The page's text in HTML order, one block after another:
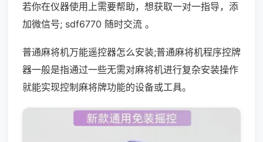
若你在仪器使用上需要帮助，想获取一对一指导，添
加微信号; sdf6770 随时交流 。
普通麻将机万能遥控器怎么安装;普通麻将机程序控牌
器一般是指通过一些无需对麻将机进行复杂安装操作
就能实现控制麻将牌功能的设备或工具。